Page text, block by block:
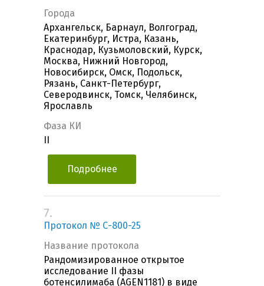
Города
Архангельск, Барнаул, Волгоград,
Екатеринбург, Истра, Казань,
Краснодар, Кузьмоловский, Курск,
Москва, Нижний Новгород,
Новосибирск, Омск, Подольск,
Рязань, Санкт-Петербург,
Северодвинск, Томск, Челябинск,
Ярославль
Фаза КИ
Подробнее
7.
Протокол № С-800-25
Название протокола
Рандомизированное открытое
исследование II фазы
ботенсилимаба (AGEN1181) в виде